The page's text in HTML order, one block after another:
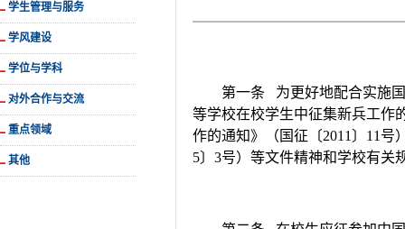
学生管理与服务
学风建设
学位与学科
对外合作与交流
重点领域
其他
第一条 为更好地配合实施
等学校在校学生中征集新兵工作
作的通知》（国征〔2011〕11号
5〕3号）等文件精神和学校有关